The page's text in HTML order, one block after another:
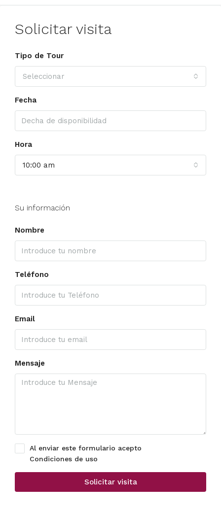
Solicitar visita
Tipo de Tour
Seleccionar
Fecha
Hora
10:00 am
Su información
Nombre
Teléfono
Email
Mensaje
Al enviar este formulario acepto
Condiciones de uso
Solicitar visita